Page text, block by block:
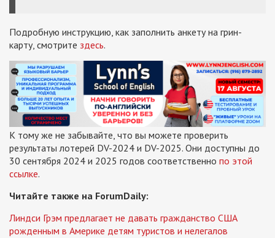
Подробную инструкцию, как заполнить анкету на грин-
карту, смотрите здесь.
К тому же не забывайте, что вы можете проверить
результаты лотерей DV-2024 и DV-2025. Они доступны до
30 сентября 2024 и 2025 годов соответственно по этой
ссылке.
Читайте также на ForumDaily:
Линдси Грэм предлагает не давать гражданство США
рожденным в Америке детям туристов и нелегалов